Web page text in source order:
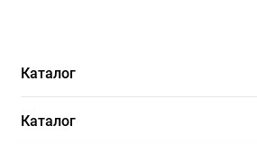
Каталог
Каталог